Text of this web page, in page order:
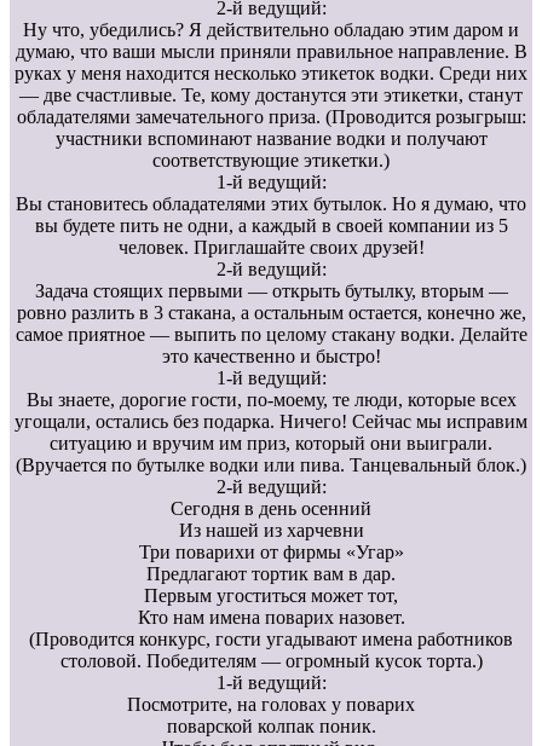
2-й ведущий:
Ну что, убедились? Я действительно обладаю этим даром и
думаю, что ваши мысли приняли правильное направление. В
руках у меня находится несколько этикеток водки. Среди них
— две счастливые. Те, кому достанутся эти этикетки, станут
обладателями замечательного приза. (Проводится розыгрыш:
участники вспоминают название водки и получают
соответствующие этикетки.)
1-й ведущий:
Вы становитесь обладателями этих бутылок. Но я думаю, что
вы будете пить не одни, а каждый в своей компании из 5
человек. Приглашайте своих друзей!
2-й ведущий:
Задача стоящих первыми — открыть бутылку, вторым —
ровно разлить в 3 стакана, а остальным остается, конечно же,
самое приятное — выпить по целому стакану водки. Делайте
это качественно и быстро!
1-й ведущий:
Вы знаете, дорогие гости, по-моему, те люди, которые всех
угощали, остались без подарка. Ничего! Сейчас мы исправим
ситуацию и вручим им приз, который они выиграли.
(Вручается по бутылке водки или пива. Танцевальный блок.)
2-й ведущий:
Сегодня в день осенний
Из нашей из харчевни
Три поварихи от фирмы «Угар»
Предлагают тортик вам в дар.
Первым угоститься может тот,
Кто нам имена поварих назовет.
(Проводится конкурс, гости угадывают имена работников
столовой. Победителям — огромный кусок торта.)
1-й ведущий:
Посмотрите, на головах у поварих
поварской колпак поник.